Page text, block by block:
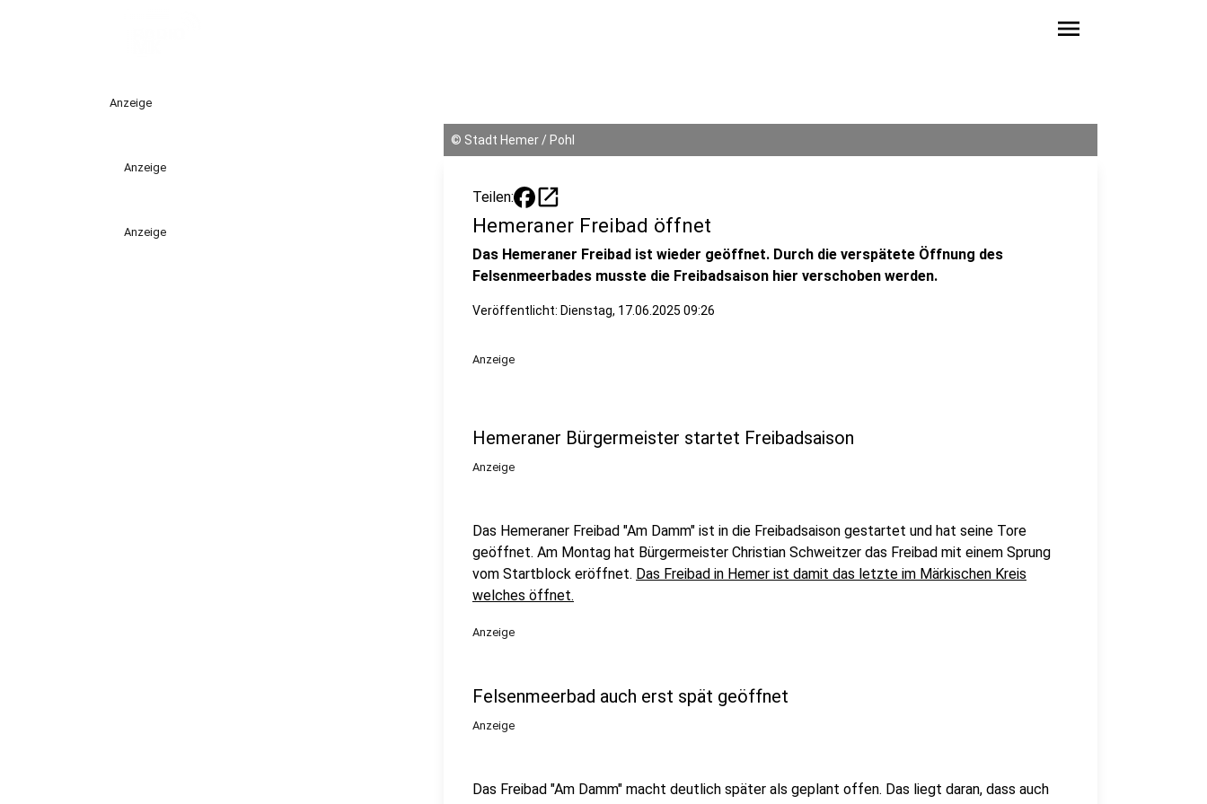
menu
Anzeige
Anzeige
Anzeige
© Stadt Hemer / Pohl
Teilen: open_in_new
Hemeraner Freibad öffnet
Das Hemeraner Freibad ist wieder geöffnet. Durch die verspätete Öffnung des
Felsenmeerbades musste die Freibadsaison hier verschoben werden.
Veröffentlicht: Dienstag, 17.06.2025 09:26
Anzeige
Hemeraner Bürgermeister startet Freibadsaison
Anzeige
Das Hemeraner Freibad "Am Damm" ist in die Freibadsaison gestartet und hat seine Tore
geöffnet. Am Montag hat Bürgermeister Christian Schweitzer das Freibad mit einem Sprung
vom Startblock eröffnet. Das Freibad in Hemer ist damit das letzte im Märkischen Kreis
welches öffnet.
Anzeige
Felsenmeerbad auch erst spät geöffnet
Anzeige
Das Freibad "Am Damm" macht deutlich später als geplant offen. Das liegt daran, dass auch